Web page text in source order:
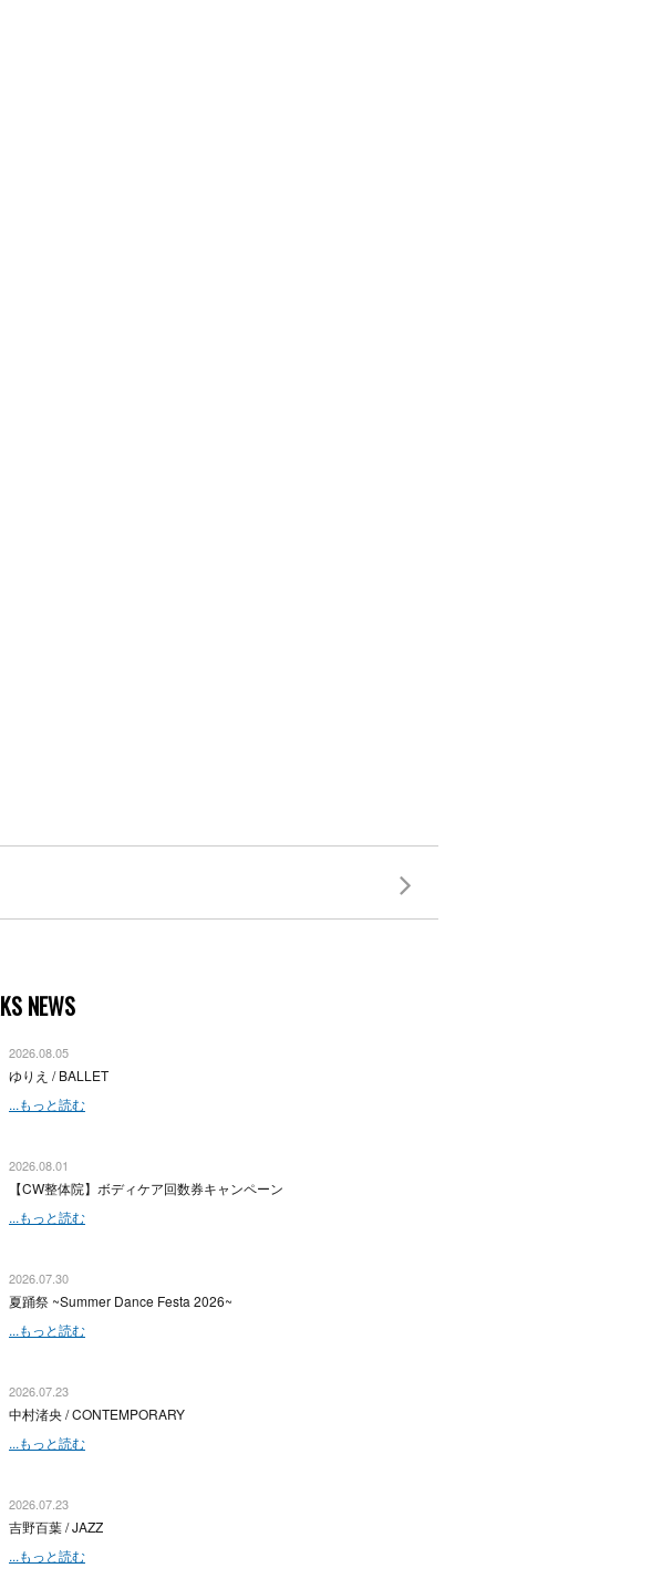
NEWS
2026.08.05
ゆりえ / BALLET
...もっと読む
2026.08.01
【CW整体院】ボディケア回数券キャンペーン
...もっと読む
2026.07.30
夏踊祭 ~Summer Dance Festa 2026~
...もっと読む
2026.07.23
中村渚央 / CONTEMPORARY
...もっと読む
2026.07.23
吉野百葉 / JAZZ
...もっと読む